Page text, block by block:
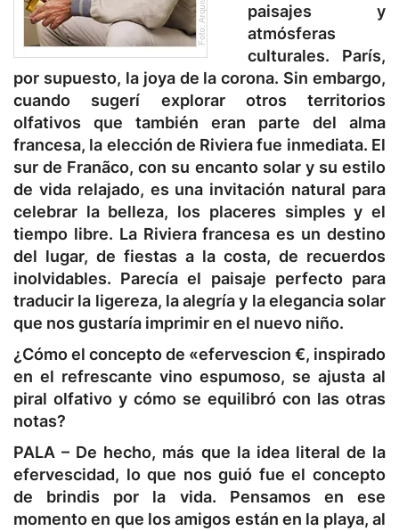
paisajes y
atmósferas
culturales. París,
por supuesto, la joya de la corona. Sin embargo,
cuando sugerí explorar otros territorios
olfativos que también eran parte del alma
francesa, la elección de Riviera fue inmediata. El
sur de Franãco, con su encanto solar y su estilo
de vida relajado, es una invitación natural para
celebrar la belleza, los placeres simples y el
tiempo libre. La Riviera francesa es un destino
del lugar, de fiestas a la costa, de recuerdos
inolvidables. Parecía el paisaje perfecto para
traducir la ligereza, la alegría y la elegancia solar
que nos gustaría imprimir en el nuevo niño.
¿Cómo el concepto de «efervescion €, inspirado
en el refrescante vino espumoso, se ajusta al
piral olfativo y cómo se equilibró con las otras
notas?
PALA – De hecho, más que la idea literal de la
efervescidad, lo que nos guió fue el concepto
de brindis por la vida. Pensamos en ese
momento en que los amigos están en la playa, al